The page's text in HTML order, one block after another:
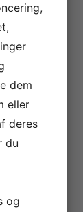
med A.
kr & gratis
(1-5
dem
eller
deres
du
og